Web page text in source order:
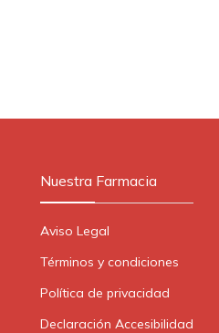
Nuestra Farmacia
Aviso Legal
Términos y condiciones
Política de privacidad
Declaración Accesibilidad